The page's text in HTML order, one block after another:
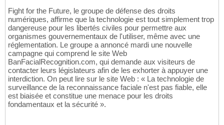
Fight for the Future, le groupe de défense des droits
numériques, affirme que la technologie est tout simplement trop
dangereuse pour les libertés civiles pour permettre aux
organismes gouvernementaux de l'utiliser, même avec une
réglementation. Le groupe a annoncé mardi une nouvelle
campagne qui comprend le site Web
BanFacialRecognition.com, qui demande aux visiteurs de
contacter leurs législateurs afin de les exhorter à appuyer une
interdiction. On peut lire sur le site Web : « La technologie de
surveillance de la reconnaissance faciale n'est pas fiable, elle
est biaisée et constitue une menace pour les droits
fondamentaux et la sécurité ».